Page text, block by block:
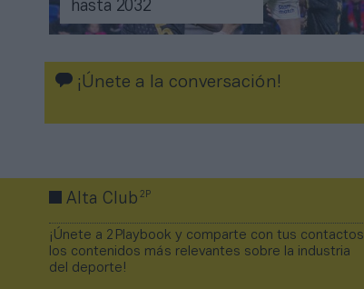
hasta 2032
¡Únete a la conversación!
Alta Club2P
¡Únete a 2Playbook y comparte con tus contactos
los contenidos más relevantes sobre la industria
del deporte!